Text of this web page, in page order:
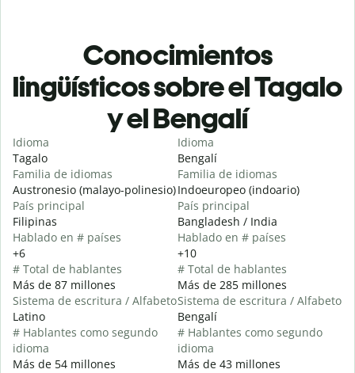
Conocimientos
lingüísticos sobre el Tagalo
y el Bengalí
Idioma
Tagalo
Familia de idiomas
Austronesio (malayo-polinesio)
País principal
Filipinas
Hablado en # países
+6
# Total de hablantes
Más de 87 millones
Sistema de escritura / Alfabeto
Latino
# Hablantes como segundo
idioma
Más de 54 millones
Idioma
Bengalí
Familia de idiomas
Indoeuropeo (indoario)
País principal
Bangladesh / India
Hablado en # países
+10
# Total de hablantes
Más de 285 millones
Sistema de escritura / Alfabeto
Bengalí
# Hablantes como segundo
idioma
Más de 43 millones